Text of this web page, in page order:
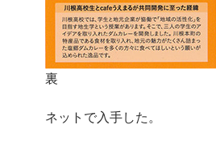
裏
ネットで入手した。